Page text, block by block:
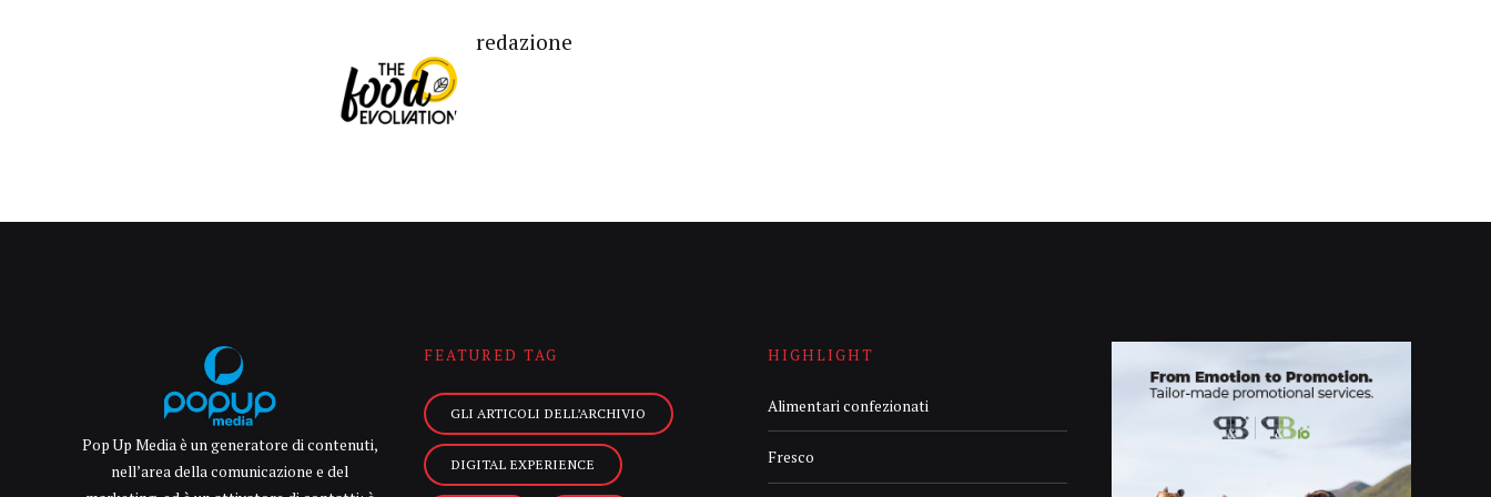
redazione
Pop Up Media è un generatore di contenuti,
nell’area della comunicazione e del
FEATURED TAG
GLI ARTICOLI DELL’ARCHIVIO
DIGITAL EXPERIENCE
HIGHLIGHT
Alimentari confezionati
Fresco